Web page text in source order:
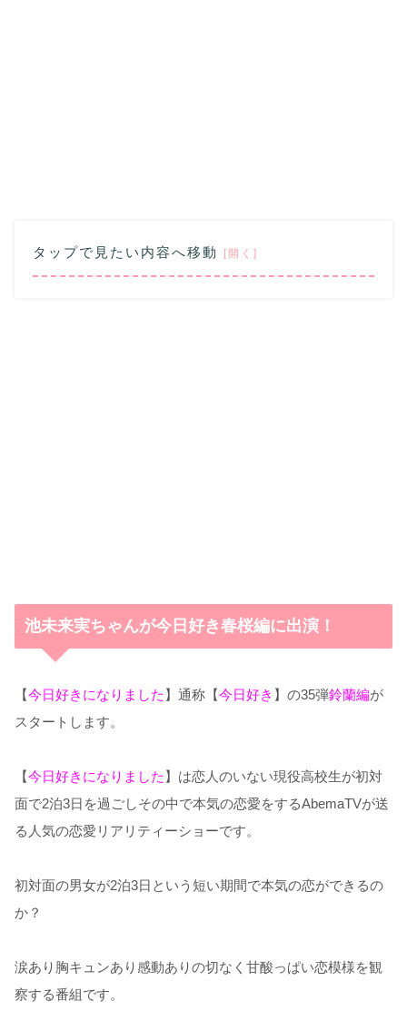
タップで見たい内容へ移動
池未来実ちゃんが今日好き春桜編に出演！
【今日好きになりました 】通称【今日好き 】の35弾鈴蘭編が
スタートします。
【今日好きになりました 】は恋人のいない現役高校生が初対
面で2泊3日を過ごしその中で本気の恋愛をするAbemaTVが送
る人気の恋愛リアリティーショーです。
初対面の男女が2泊3日という短い期間で本気の恋ができるの
か？
涙あり胸キュンあり感動ありの切なく甘酸っぱい恋模様を観
察する番組です。